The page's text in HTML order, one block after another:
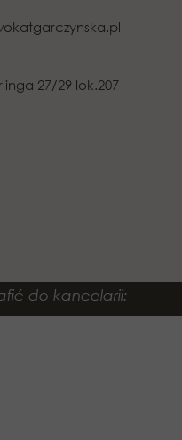
do kancelarii:
27/29 lok.207